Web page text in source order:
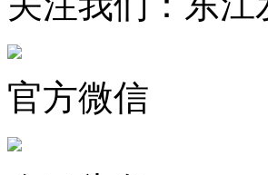
官方微信